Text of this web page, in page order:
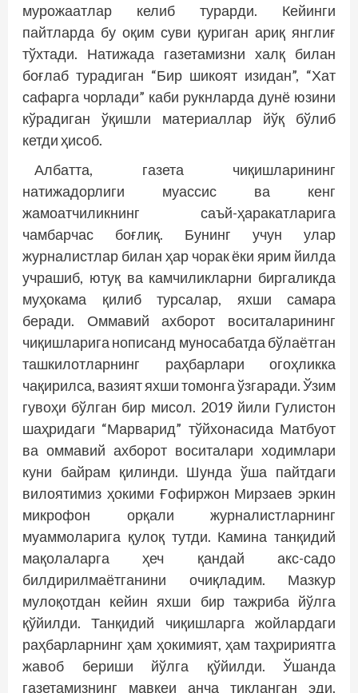
мурожаатлар келиб турарди. Кейинги
пайтларда бу оқим суви қуриган ариқ янглиғ
тўхтади. Натижада газетамизни халқ билан
боғлаб турадиган “Бир шикоят изидан”, “Хат
сафарга чорлади” каби рукнларда дунё юзини
кўрадиган ўқишли материаллар йўқ бўлиб
кетди ҳисоб.
Албатта, газета чиқишларининг
натижадорлиги муассис ва кенг
жамоатчиликнинг саъй-ҳаракатларига
чамбарчас боғлиқ. Бунинг учун улар
журналистлар билан ҳар чорак ёки ярим йилда
учрашиб, ютуқ ва камчиликларни биргаликда
муҳокама қилиб турсалар, яхши самара
беради. Оммавий ахборот воситаларининг
чиқишларига нописанд муносабатда бўлаётган
ташкилотларнинг раҳбарлари огоҳликка
чақирилса, вазият яхши томонга ўзгаради. Ўзим
гувоҳи бўлган бир мисол. 2019 йили Гулистон
шаҳридаги “Марварид” тўйхонасида Матбуот
ва оммавий ахборот воситалари ходимлари
куни байрам қилинди. Шунда ўша пайтдаги
вилоятимиз ҳокими Ғофиржон Мирзаев эркин
микрофон орқали журналистларнинг
муаммоларига қулоқ тутди. Камина танқидий
мақолаларга ҳеч қандай акс-садо
билдирилмаётганини очиқладим. Мазкур
мулоқотдан кейин яхши бир тажриба йўлга
қўйилди. Танқидий чиқишларга жойлардаги
раҳбарларнинг ҳам ҳокимият, ҳам таҳририятга
жавоб бериши йўлга қўйилди. Ўшанда
газетамизнинг мавқеи анча тикланган эди.